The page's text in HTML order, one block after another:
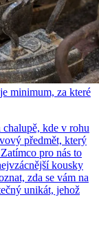
minimum, za které
kde v rohu
předmět, který
pro nás to
kousky
zda se vám na
unikát, jehož